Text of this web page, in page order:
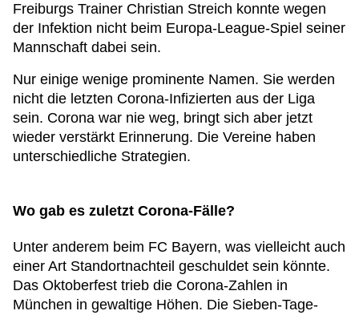
Freiburgs Trainer Christian Streich konnte wegen
der Infektion nicht beim Europa-League-Spiel seiner
Mannschaft dabei sein.
Nur einige wenige prominente Namen. Sie werden
nicht die letzten Corona-Infizierten aus der Liga
sein. Corona war nie weg, bringt sich aber jetzt
wieder verstärkt Erinnerung. Die Vereine haben
unterschiedliche Strategien.
Wo gab es zuletzt Corona-Fälle?
Unter anderem beim FC Bayern, was vielleicht auch
einer Art Standortnachteil geschuldet sein könnte.
Das Oktoberfest trieb die Corona-Zahlen in
München in gewaltige Höhen. Die Sieben-Tage-